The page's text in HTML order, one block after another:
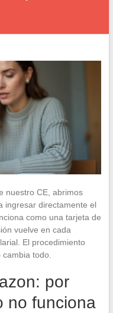
nuestro CE, abrimos
ingresar directamente el
como una tarjeta de
vuelve en cada
El procedimiento
todo.
por
no funciona